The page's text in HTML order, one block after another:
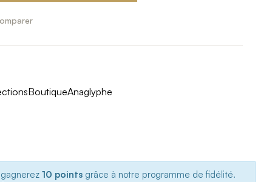
BoutiqueAnaglyphe
10 points grâce à notre programme de fidélité.